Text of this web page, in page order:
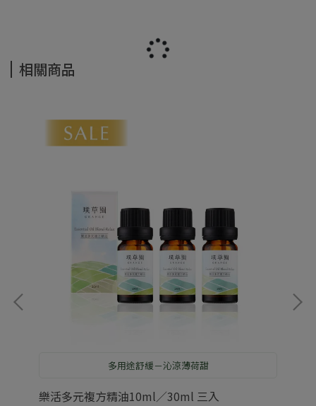
相關商品
多用途舒緩－沁涼薄荷甜
樂活多元複方精油10ml／30ml 三入